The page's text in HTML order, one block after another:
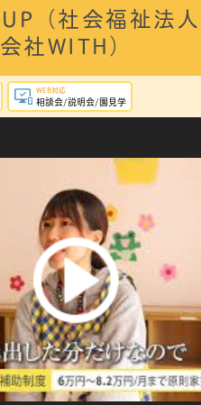
（社会福祉法
社WITH）
WEB対応
相談会/説明会/園見学